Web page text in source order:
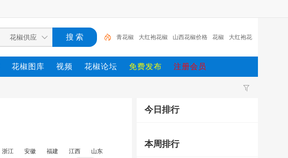
青花椒 大红袍花椒 山西花椒价格 花椒 大红袍花
椒2 花椒籽 韩城大红袍花椒 大红袍 四川青花椒
四川
花椒图库 视频 花椒论坛 免费发布 注册会员
浙江 安徽 福建 江西
山东
今日排行
本周排行